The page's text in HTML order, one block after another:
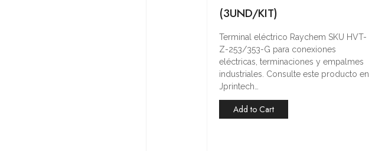
(3UND/KIT)
Terminal eléctrico Raychem SKU HVT-
Z-253/353-G para conexiones
eléctricas, terminaciones y empalmes
industriales. Consulte este producto en
Jprintech…
Add to Cart